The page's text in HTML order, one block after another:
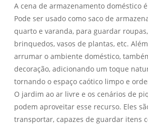
A cena de armazenamento doméstico
Pode ser usado como saco de
quarto e varanda, para guardar
brinquedos, vasos de plantas, etc.
arrumar o ambiente doméstico,
decoração, adicionando um toque
tornando o espaço caótico limpo e
O jardim ao ar livre e os cenários de
podem aproveitar esse recurso. Eles
transportar, capazes de guardar itens